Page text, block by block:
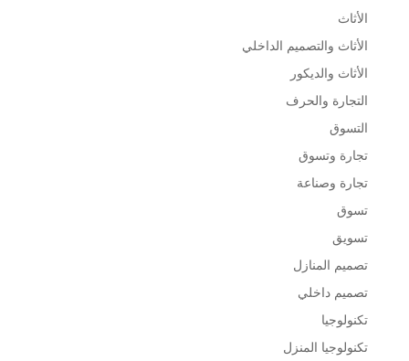
الأثاث
الأثاث والتصميم الداخلي
الأثاث والديكور
التجارة والحرف
التسوق
تجارة وتسوق
تجارة وصناعة
تسوق
تسويق
تصميم المنازل
تصميم داخلي
تكنولوجيا
تكنولوجيا المنزل